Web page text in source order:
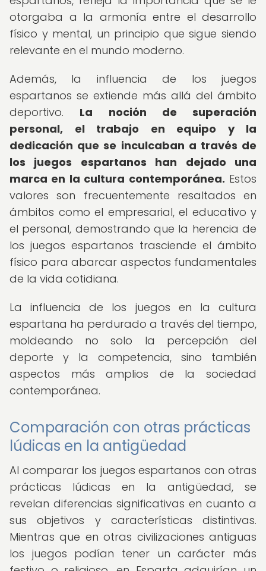
otorgaba a la armonía entre el desarrollo
físico y mental, un principio que sigue siendo
relevante en el mundo moderno.
Además, la influencia de los juegos
espartanos se extiende más allá del ámbito
deportivo. La noción de superación
personal, el trabajo en equipo y la
dedicación que se inculcaban a través de
los juegos espartanos han dejado una
marca en la cultura contemporánea. Estos
valores son frecuentemente resaltados en
ámbitos como el empresarial, el educativo y
el personal, demostrando que la herencia de
los juegos espartanos trasciende el ámbito
físico para abarcar aspectos fundamentales
de la vida cotidiana.
La influencia de los juegos en la cultura
espartana ha perdurado a través del tiempo,
moldeando no solo la percepción del
deporte y la competencia, sino también
aspectos más amplios de la sociedad
contemporánea.
Comparación con otras prácticas
lúdicas en la antigüedad
Al comparar los juegos espartanos con otras
prácticas lúdicas en la antigüedad, se
revelan diferencias significativas en cuanto a
sus objetivos y características distintivas.
Mientras que en otras civilizaciones antiguas
los juegos podían tener un carácter más